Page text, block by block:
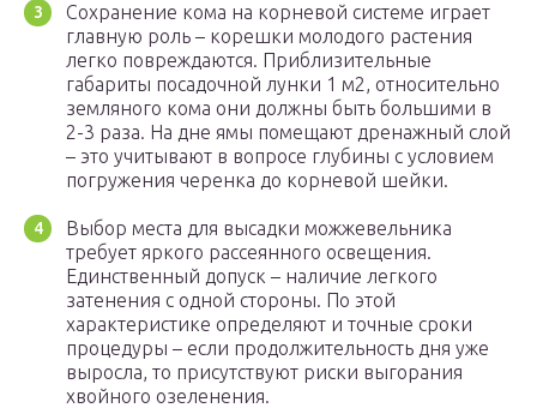
Сохранение кома на корневой системе играет
главную роль – корешки молодого растения
легко повреждаются. Приблизительные
габариты посадочной лунки 1 м2, относительно
земляного кома они должны быть большими в
2-3 раза. На дне ямы помещают дренажный слой
– это учитывают в вопросе глубины с условием
погружения черенка до корневой шейки.
Выбор места для высадки можжевельника
требует яркого рассеянного освещения.
Единственный допуск – наличие легкого
затенения с одной стороны. По этой
характеристике определяют и точные сроки
процедуры – если продолжительность дня уже
выросла, то присутствуют риски выгорания
хвойного озеленения.